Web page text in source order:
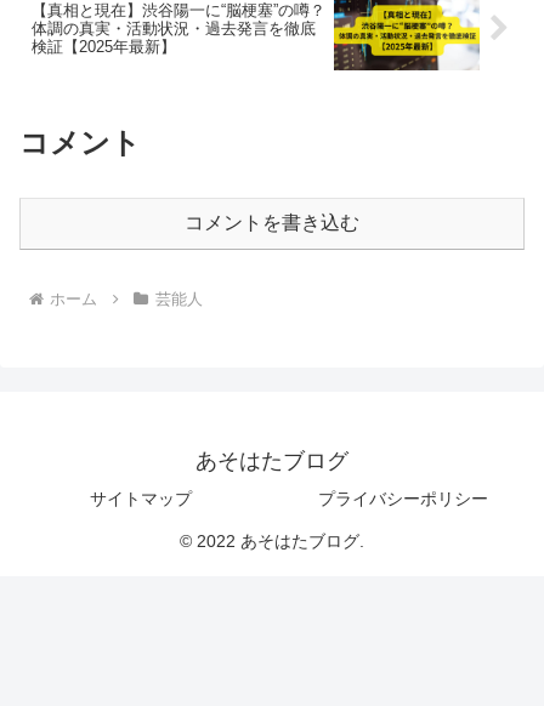
【真相と現在】渋谷陽一に“脳梗塞”の噂？
体調の真実・活動状況・過去発言を徹底
検証【2025年最新】
コメント
コメントを書き込む
ホーム 芸能人
あそはたブログ
サイトマップ プライバシーポリシー
© 2022 あそはたブログ.